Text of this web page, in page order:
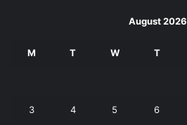
August 2026
M T W T
3 4 5 6